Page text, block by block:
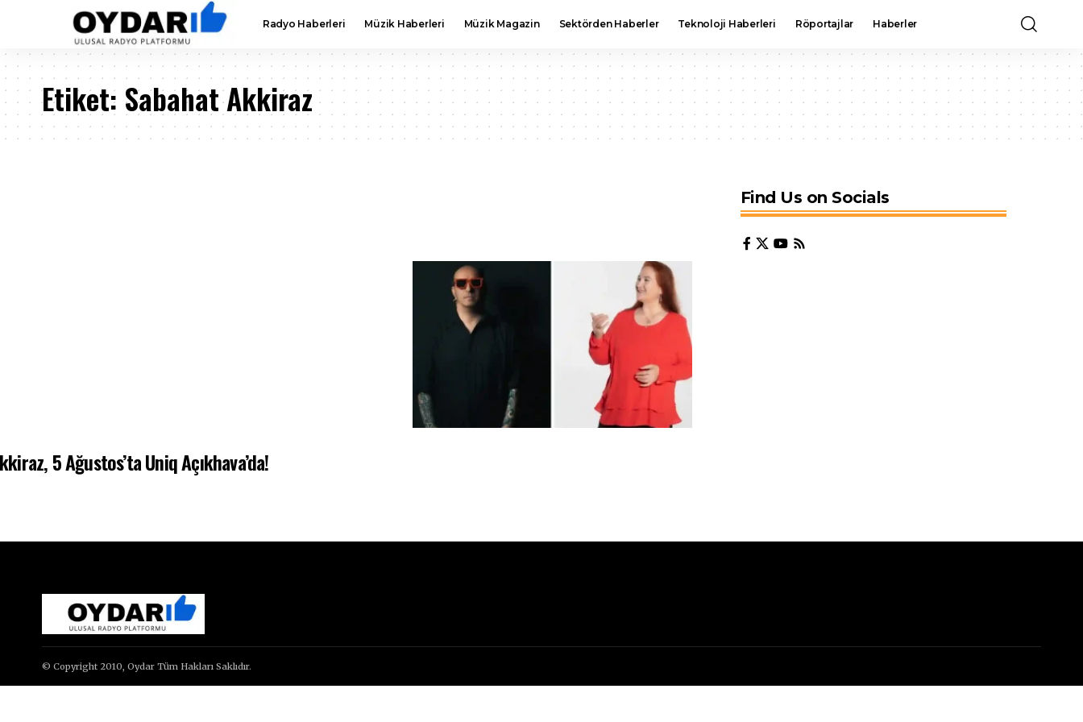
Radyo Haberleri Müzik Haberleri Müzik Magazin Sektörden Haberler Teknoloji Haberleri Röportajlar Haberler
Etiket: Sabahat Akkiraz
5 Ağustos’ta Uniq Açıkhava’da!
Find Us on Socials
© Copyright 2010, Oydar Tüm Hakları Saklıdır.